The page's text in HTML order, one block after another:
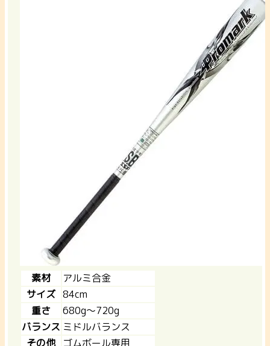
素材
アルミ合金
サイズ 84cm
重さ
680g〜720g
バランス ミドルバランス
その他
ゴムボール専用